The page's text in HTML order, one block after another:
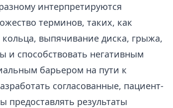
интерпретируются
терминов, таких, как
выпячивание диска, грыжа,
и способствовать негативным
барьером на пути к
согласованные, пациент-
результаты